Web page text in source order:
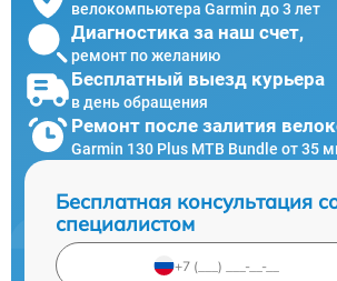
велокомпьютера Garmin до 3 лет
Диагностика за наш счет,
ремонт по желанию
Бесплатный выезд курьера
в день обращения
Ремонт после залития
Garmin 130 Plus MTB Bundle от 35
Бесплатная консультация
специалистом